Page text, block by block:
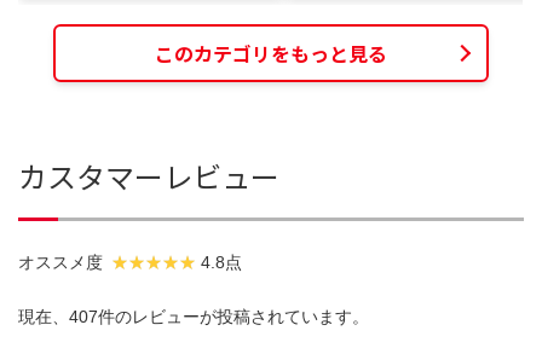
このカテゴリをもっと見る
カスタマーレビュー
オススメ度 4.8点
現在、407件のレビューが投稿されています。